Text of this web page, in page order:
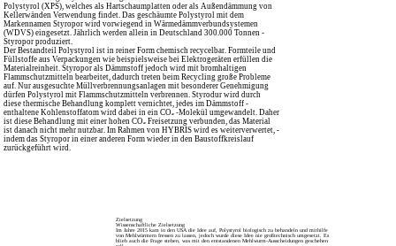
Polystyrol (XPS), welches als Hartschaumplatten oder als Außen­dämmung von
Kellerwänden Verwendung findet. Das geschäumte Polystyrol mit dem
Markennamen Styropor wird vorwiegend in Wärme­dämmver­bundsystemen
(WDVS) eingesetzt. ­Jährlich werden allein in Deutschland 300.000 Tonnen ­
Styropor produziert.
Der Bestandteil Polystyrol ist in reiner Form chemisch recycelbar. Form­teile und
Füllstoffe aus Verpackungen wie beispielsweise bei Elektrogeräten erfüllen die
Materialreinheit. Styropor als Dämmstoff jedoch wird mit bromhaltigen
Flammschutzmitteln bearbeitet, dadurch treten beim Recycling große Probleme
auf. Nur ausgesuchte Müllverbrennungs­anlagen mit besonderer Genehmigung
dürfen Poly­styrol mit Flamm­schutz­mitteln verbrennen. Styrodur wird durch
diese thermische Behandlung komplett vernichtet, jedes im Dämmstoff ­
enthaltene Kohlenstoffatom wird dabei in ein CO₂ -­Molekül umgewandelt. Daher
ist diese Behandlung mit einer hohen CO₂ Frei­setzung verbunden, das Material
ist danach nicht mehr nutzbar. Im Rahmen von HYBRIS wird es weiterverwertet, ­
indem das Styropor in einer anderen Form wieder in den Bau­stoff­­kreis­lauf
zurückgeführt wird.
Zielsetzung
Wissenschaftliche Zielsetzung
Im Jahre 2015 kam in den USA die Idee auf, Polystyrol biologisch zu behandeln und mithilfe
von Mehlwürmern fressen zu lassen, jedoch wurde diese Idee nie großtechnisch umgesetzt. Es
blieb auch die Frage stehen, was mit den entstandenen Mehlwurm-Ausscheidungen geschehen